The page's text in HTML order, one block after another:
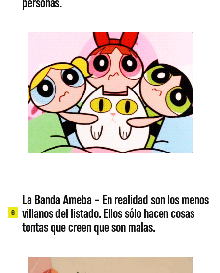
6
La Banda Ameba – En realidad son los menos
villanos del listado. Ellos sólo hacen cosas
tontas que creen que son malas.